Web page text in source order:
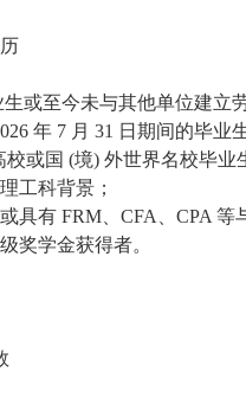
或至今未与其他单位建立
年 7 月 31 日期间的毕业
校或国 (境) 外世界名校毕
工科背景；
具有 FRM、CFA、CPA 等
奖学金获得者。